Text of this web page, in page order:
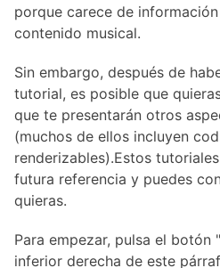
porque carece de
contenido musical.
Sin embargo, después de
tutorial, es posible que
que te presentarán otros
(muchos de ellos incluyen
renderizables).Estos
futura referencia y puedes
quieras.
Para empezar, pulsa el
inferior derecha de este